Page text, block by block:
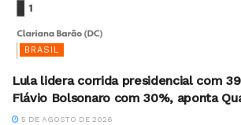
BRASIL
Lula lidera corrida presidencial com
Flávio Bolsonaro com 30%, aponta
5 DE AGOSTO DE 2026